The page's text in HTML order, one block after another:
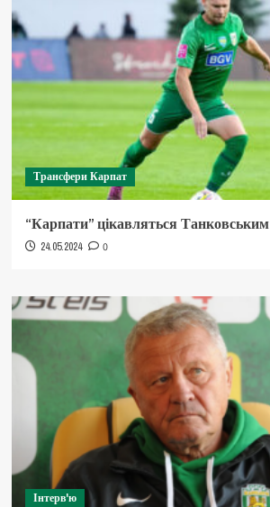
Трансфери Карпат
“Карпати” цікавляться Танковським
24.05.2024 0
Інтерв'ю